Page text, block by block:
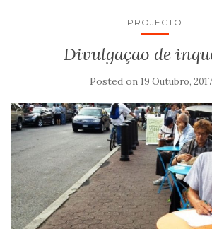
PROJECTO
Divulgação de
Posted on 19 Outubro, 2017